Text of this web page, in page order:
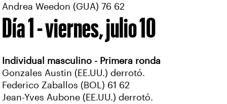
Andrea Weedon (GUA) 76 62
Día 1 - viernes, julio 10
Individual masculino - Primera ronda
Gonzales Austin (EE.UU.) derrotó.
Federico Zaballos (BOL) 61 62
Jean-Yves Aubone (EE.UU.) derrotó.